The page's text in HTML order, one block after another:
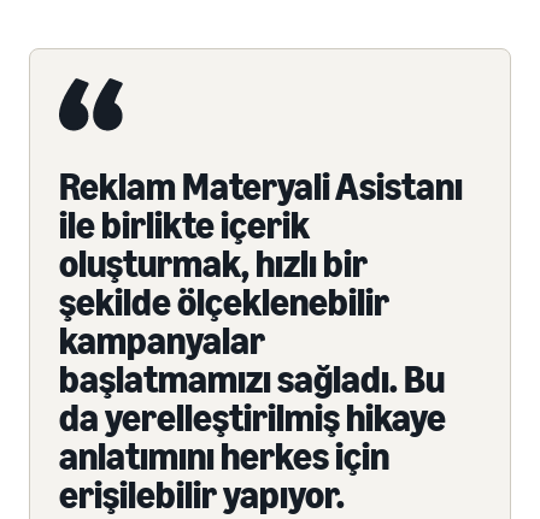
Reklam Materyali Asistanı
ile birlikte içerik
oluşturmak, hızlı bir
şekilde ölçeklenebilir
kampanyalar
başlatmamızı sağladı. Bu
da yerelleştirilmiş hikaye
anlatımını herkes için
erişilebilir yapıyor.